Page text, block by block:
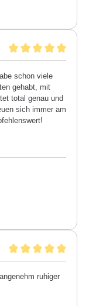
schon viele
gehabt, mit
total genau und
sich immer am
ruhiger